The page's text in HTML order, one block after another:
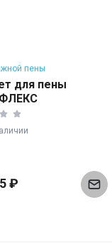
пены
для пены
₽